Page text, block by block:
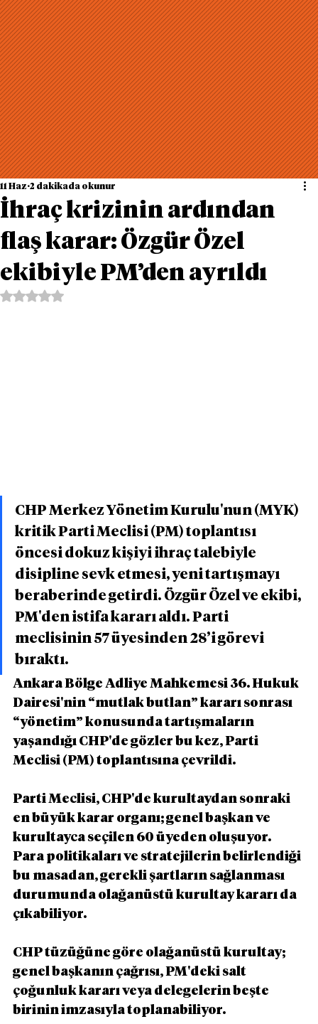
İhraç krizinin ardından
flaş karar: Özgür Özel
ekibiyle PM’den ayrıldı
11 Haz 2 dakikada okunur
5 üzerinden NaN yıldız
CHP Merkez Yönetim Kurulu'nun (MYK)
kritik Parti Meclisi (PM) toplantısı
öncesi dokuz kişiyi ihraç talebiyle
disipline sevk etmesi, yeni tartışmayı
beraberinde getirdi. Özgür Özel ve ekibi,
PM'den istifa kararı aldı. Parti
meclisinin 57 üyesinden 28’i görevi
bıraktı.
Ankara Bölge Adliye Mahkemesi 36. Hukuk
Dairesi'nin “mutlak butlan” kararı sonrası
“yönetim” konusunda tartışmaların
yaşandığı CHP'de gözler bu kez, Parti
Meclisi (PM) toplantısına çevrildi.
Parti Meclisi, CHP'de kurultaydan sonraki
en büyük karar organı; genel başkan ve
kurultayca seçilen 60 üyeden oluşuyor.
Para politikaları ve stratejilerin belirlendiği
bu masadan, gerekli şartların sağlanması
durumunda olağanüstü kurultay kararı da
çıkabiliyor.
CHP tüzüğüne göre olağanüstü kurultay;
genel başkanın çağrısı, PM'deki salt
çoğunluk kararı veya delegelerin beşte
birinin imzasıyla toplanabiliyor.